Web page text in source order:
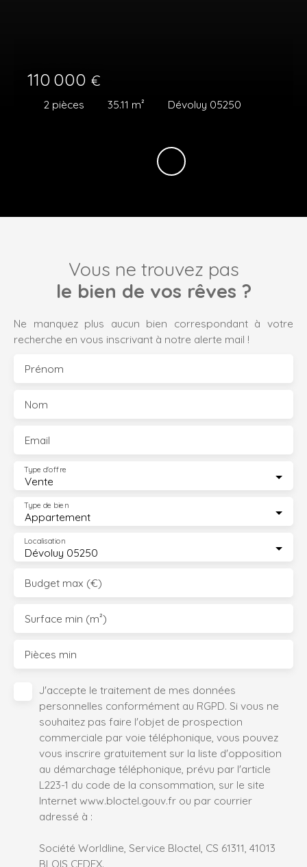
110 000 €
2 pièces 35.11 m² Dévoluy 05250
Vous ne trouvez pas
le bien de vos rêves ?
Ne manquez plus aucun bien correspondant à votre
recherche en vous inscrivant à notre alerte mail !
Prénom
Nom
Email
Vente
Type d'offre
Appartement
Type de bien
Dévoluy 05250
Localisation
Budget max (€)
Surface min (m²)
Pièces min
J'accepte le traitement de mes données
personnelles conformément au RGPD. Si vous ne
souhaitez pas faire l'objet de prospection
commerciale par voie téléphonique, vous pouvez
vous inscrire gratuitement sur la liste d'opposition
au démarchage téléphonique, prévu par l'article
L223-1 du code de la consommation, sur le site
Internet www.bloctel.gouv.fr ou par courrier
adressé à :
Société Worldline, Service Bloctel, CS 61311, 41013
BLOIS CEDEX.